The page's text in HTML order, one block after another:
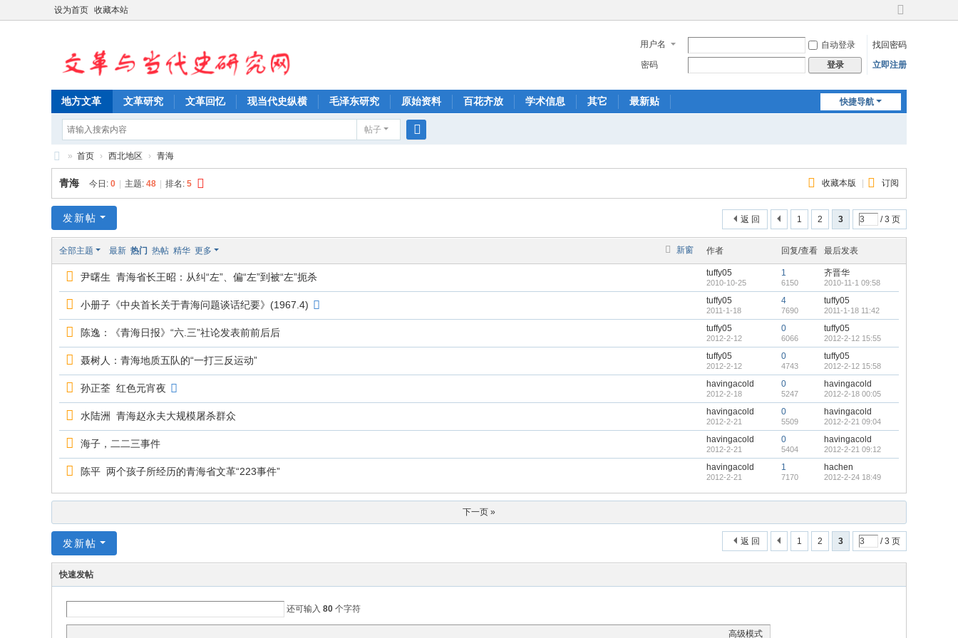
设为首页 收藏本站
切
到
宽
用户名 自动登录
找回密码
密码
登录 立即注册
快捷导航
地方文革 文革研究 文革回忆 现当代史纵横 毛泽东研究 原始资料 百花齐放 学术信息 其它 最新贴
帖子
索
文
革
当
究
» 首页 › 西北地区 › 青海
收藏本版 订阅
青海 今日: 0 主题: 48 排名: 5
1 2 3 / 3 页
返 回
发新帖
新窗
全部主题 最新 热门 热帖 精华 更多 作者 回复/查看 最后发表
尹曙生 青海省长王昭：从纠“左”、偏“左”到被“左”扼杀 tuffy05
2010-10-25
1
6150
齐晋华
2010-11-1 09:58
小册子《中央首长关于青海问题谈话纪要》(1967.4) tuffy05
2011-1-18
4
7690
tuffy05
2011-1-18 11:42
陈逸：《青海日报》“六.三”社论发表前前后后 tuffy05
2012-2-12
0
6066
tuffy05
2012-2-12 15:55
聂树人：青海地质五队的“一打三反运动” tuffy05
2012-2-12
0
4743
tuffy05
2012-2-12 15:58
孙正荃 红色元宵夜 havingacold
2012-2-18
0
5247
havingacold
2012-2-18 00:05
水陆洲 青海赵永夫大规模屠杀群众 havingacold
2012-2-21
0
5509
havingacold
2012-2-21 09:04
海子，二二三事件 havingacold
2012-2-21
0
5404
havingacold
2012-2-21 09:12
陈平 两个孩子所经历的青海省文革“223事件” havingacold
2012-2-21
1
7170
hachen
2012-2-24 18:49
下一页 »
1 2 3 / 3 页
返 回
发新帖
快速发帖
还可输入 80 个字符
高级模式